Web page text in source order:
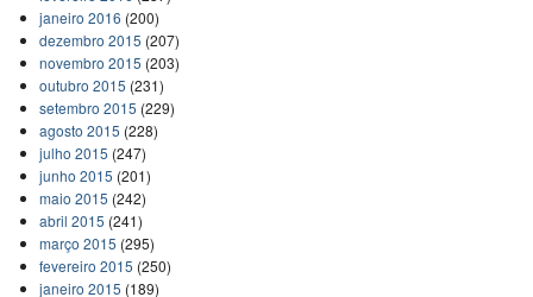
janeiro 2016 (200)
dezembro 2015 (207)
novembro 2015 (203)
outubro 2015 (231)
setembro 2015 (229)
agosto 2015 (228)
julho 2015 (247)
junho 2015 (201)
maio 2015 (242)
abril 2015 (241)
março 2015 (295)
fevereiro 2015 (250)
janeiro 2015 (189)